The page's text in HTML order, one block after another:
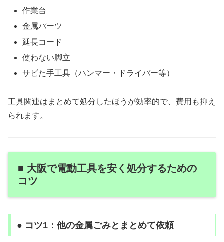
作業台
金属パーツ
延長コード
使わない脚立
サビた手工具（ハンマー・ドライバー等）
工具関連はまとめて処分したほうが効率的で、費用も抑え
られます。
■ 大阪で電動工具を安く処分するための
コツ
● コツ1：他の金属ごみとまとめて依頼